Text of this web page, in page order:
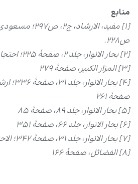
منابع
[۱] مفید، الارشاد، ج
۲، ص۲۹۷؛
ص۲۲۸.
[۲] بحار الانوار، جلد
۲، صفحۀ ۲۲۵؛
[۳] المزار الکبیر، صفحۀ
۲۷۹
[۴] بحار الانوار، جلد
۳۱، صفحۀ۳۳۶؛
صفحۀ ۲۶۱
[۵] بحار الانوار، جلد
۸۹، صفحۀ ۸۵
[۶] بحار الانوار، جلد
۶۶، صفحۀ ۳۵۱
[۷] بحار الانوار، جلد
۳۱، صفحۀ۳۴۲؛
[۸] الفضائل، صفحۀ
۱۶۶